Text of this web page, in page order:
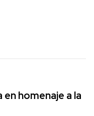
en homenaje a la